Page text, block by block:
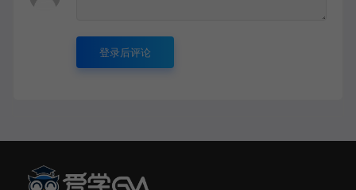
登录后评论